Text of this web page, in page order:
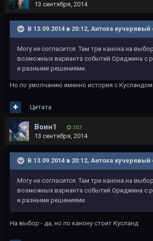
13 сентября, 2014
В 13.09.2014 в 20:12, Антоха кучерявый
Могу не согласится. Там три канона на
возможных варианта событий Ориджина с
и разными решениями.
Но по умолчанию именно история с
Цитата
Воин1 307
13 сентября, 2014
В 13.09.2014 в 20:12, Антоха кучерявый
Могу не согласится. Там три канона на
возможных варианта событий Ориджина с
и разными решениями.
На выбор - да, но по канону стоит Кусланд